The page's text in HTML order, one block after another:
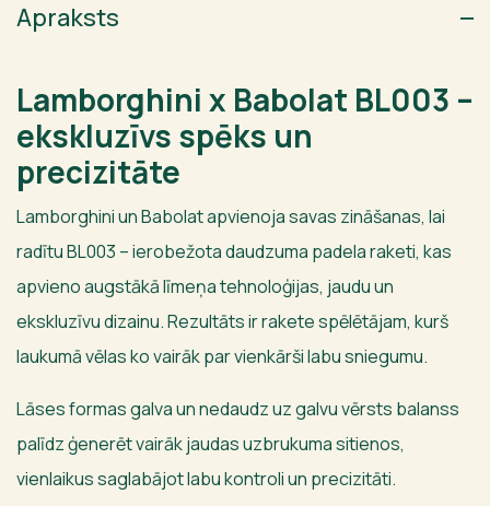
Apraksts
Lamborghini x Babolat BL003 –
ekskluzīvs spēks un
precizitāte
Lamborghini un Babolat apvienoja savas zināšanas, lai
radītu BL003 – ierobežota daudzuma padela raketi, kas
apvieno augstākā līmeņa tehnoloģijas, jaudu un
ekskluzīvu dizainu. Rezultāts ir rakete spēlētājam, kurš
laukumā vēlas ko vairāk par vienkārši labu sniegumu.
Lāses formas galva un nedaudz uz galvu vērsts balanss
palīdz ģenerēt vairāk jaudas uzbrukuma sitienos,
vienlaikus saglabājot labu kontroli un precizitāti.